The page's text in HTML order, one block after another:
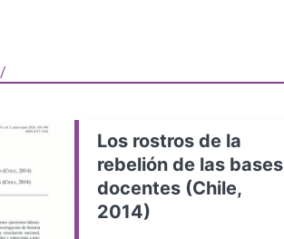
/
Los rostros de la
rebelión de las bases
docentes (Chile,
2014)